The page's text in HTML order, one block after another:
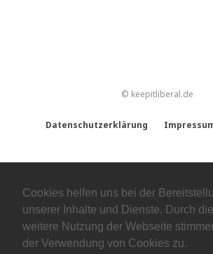
Cookies helfen uns bei der
unserer Inhalte und Dienste. Durch die
weitere Nutzung der Webseite
der Verwendung von Cookies zu.
© keepitliberal.de
Datenschutzerklärung